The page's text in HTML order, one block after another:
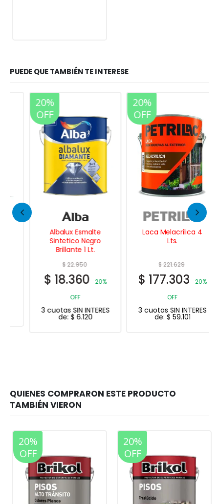
PUEDE QUE TAMBIÉN TE INTERESE
20%
OFF
Albalux Esmalte
Sintetico Negro
Brillante 1 Lt.
22.950
18.360
20%
3 cuotas SIN INTERES
$6.120
20%
OFF
Laca Melacrilica 4
221.629
177.303
20%
3 cuotas SIN INTERES
$59.101
20%
OFF
20%
OFF